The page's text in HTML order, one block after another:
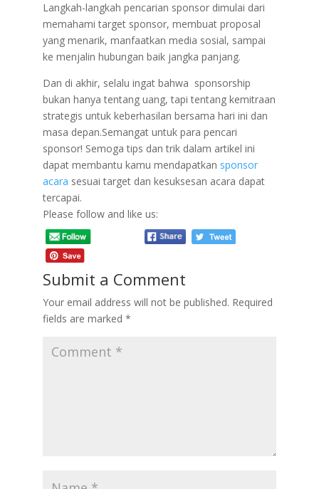
Langkah-langkah pencarian sponsor dimulai dari
memahami target sponsor, membuat proposal
yang menarik, manfaatkan media sosial, sampai
ke menjalin hubungan baik jangka panjang.
Dan di akhir, selalu ingat bahwa sponsorship
bukan hanya tentang uang, tapi tentang kemitraan
strategis untuk keberhasilan bersama hari ini dan
masa depan.Semangat untuk para pencari
sponsor! Semoga tips dan trik dalam artikel ini
dapat membantu kamu mendapatkan sponsor
acara sesuai target dan kesuksesan acara dapat
tercapai.
Please follow and like us:
Submit a Comment
Your email address will not be published. Required
fields are marked *